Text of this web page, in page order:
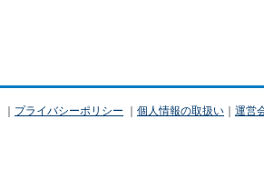
｜ プライバシーポリシー ｜ 個人情報の取扱い ｜ 運営